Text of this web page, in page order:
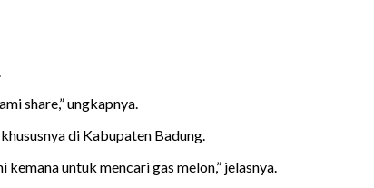
share,” ungkapnya.
di Kabupaten Badung.
untuk mencari gas melon,” jelasnya.